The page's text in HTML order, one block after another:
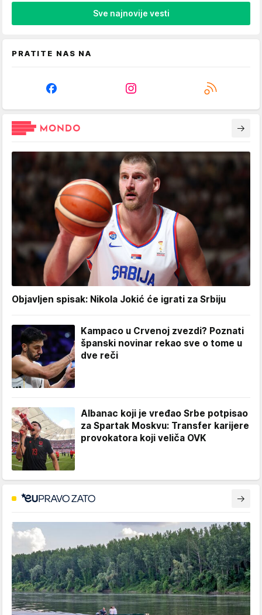
Sve najnovije vesti
PRATITE NAS NA
Objavljen spisak: Nikola Jokić će igrati za Srbiju
Kampaco u Crvenoj zvezdi? Poznati
španski novinar rekao sve o tome u
dve reči
Albanac koji je vređao Srbe potpisao
za Spartak Moskvu: Transfer karijere
provokatora koji veliča OVK